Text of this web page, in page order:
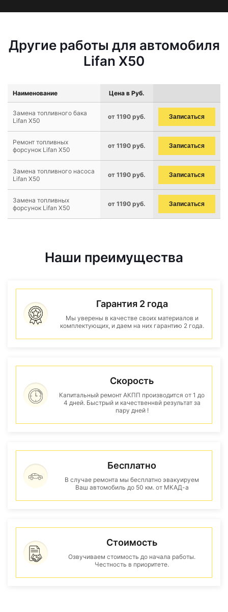
Другие работы для автомобиля
Lifan X50
Наименование Цена в Руб.
Замена топливного бака
Lifan X50
от 1190 руб. Записаться
Ремонт топливных
форсунок Lifan X50
от 1190 руб. Записаться
Замена топливного насоса
Lifan X50
от 1190 руб. Записаться
Замена топливных
форсунок Lifan X50
от 1190 руб. Записаться
Наши преимущества
Гарантия 2 года
Мы уверены в качестве своих материалов и
комплектующих, и даем на них гарантию 2 года.
Скорость
Капитальный ремонт АКПП производится от 1 до
4 дней. Быстрый и качественнвй результат за
пару дней !
Бесплатно
В случае ремонта мы бесплатно эвакуируем
Ваш автомобиль до 50 км. от МКАД-а
Стоимость
Озвучиваем стоимость до начала работы.
Честность в приоритете.